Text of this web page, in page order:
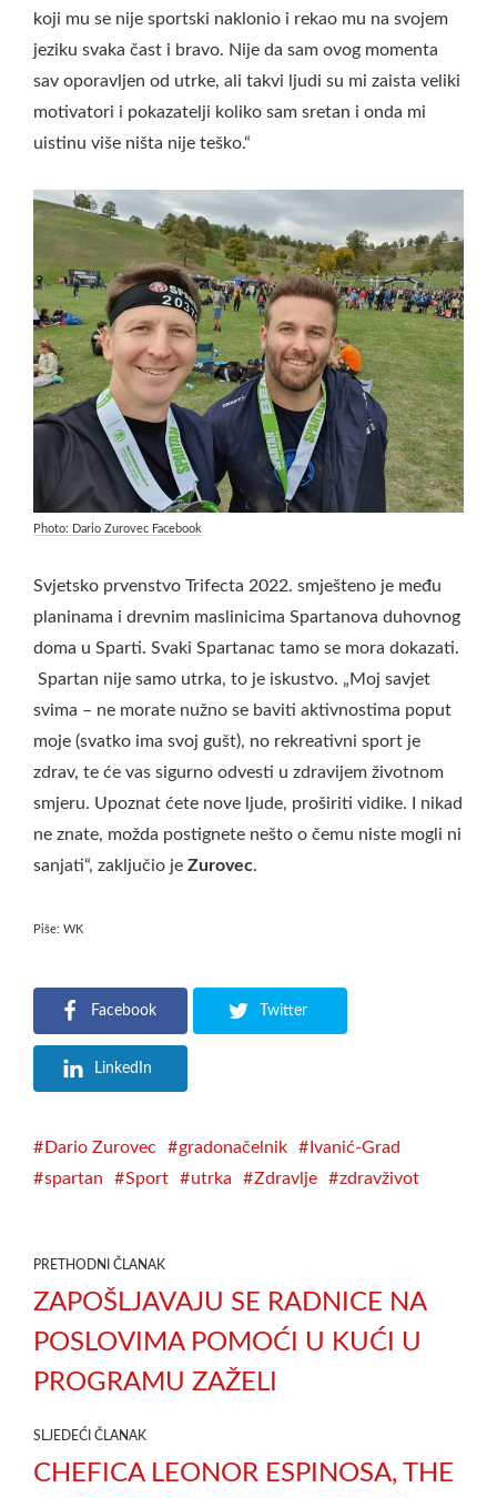
koji mu se nije sportski naklonio i rekao mu na svojem
jeziku svaka čast i bravo. Nije da sam ovog momenta
sav oporavljen od utrke, ali takvi ljudi su mi zaista veliki
motivatori i pokazatelji koliko sam sretan i onda mi
uistinu više ništa nije teško.“
Photo: Dario Zurovec Facebook
Svjetsko prvenstvo Trifecta 2022. smješteno je među
planinama i drevnim maslinicima Spartanova duhovnog
doma u Sparti. Svaki Spartanac tamo se mora dokazati.
Spartan nije samo utrka, to je iskustvo. „Moj savjet
svima – ne morate nužno se baviti aktivnostima poput
moje (svatko ima svoj gušt), no rekreativni sport je
zdrav, te će vas sigurno odvesti u zdravijem životnom
smjeru. Upoznat ćete nove ljude, proširiti vidike. I nikad
ne znate, možda postignete nešto o čemu niste mogli ni
sanjati“, zaključio je Zurovec.
Piše: WK
Facebook Twitter
LinkedIn
Dario Zurovec gradonačelnik
Ivanić-Grad
spartan
Sport utrka Zdravlje zdravživot
PRETHODNI ČLANAK
ZAPOŠLJAVAJU SE RADNICE NA
POSLOVIMA POMOĆI U KUĆI U
PROGRAMU ZAŽELI
SLJEDEĆI ČLANAK
CHEFICA LEONOR ESPINOSA, THE